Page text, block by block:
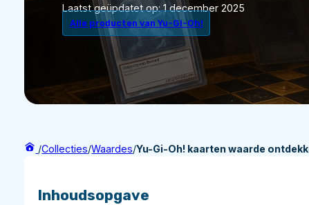
Laatst geüpdatet op:1 december 2025
Alle producten van Yu-Gi-Oh!
/Collecties/Waardes/Yu-Gi-Oh! kaarten waarde
Inhoudsopgave